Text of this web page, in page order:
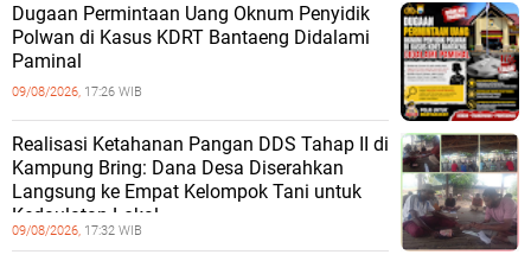
Dugaan Permintaan Uang Oknum Penyidik
Polwan di Kasus KDRT Bantaeng Didalami
Paminal
09/08/2026, 17:26 WIB
Realisasi Ketahanan Pangan DDS Tahap II di
Kampung Bring: Dana Desa Diserahkan
Langsung ke Empat Kelompok Tani untuk
Kedaulatan Lokal
09/08/2026, 17:32 WIB